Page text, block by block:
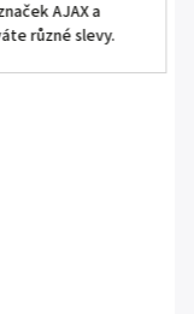
AJAX a
různé slevy.